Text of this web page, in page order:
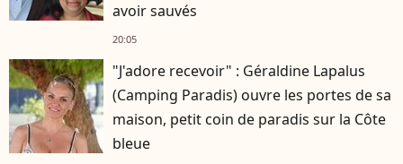
avoir sauvés
20:05
"J'adore recevoir" : Géraldine Lapalus
(Camping Paradis) ouvre les portes de sa
maison, petit coin de paradis sur la Côte
bleue